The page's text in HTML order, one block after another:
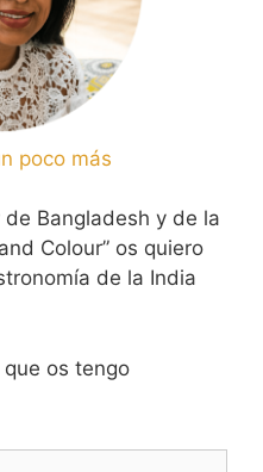
poco más
Bangladesh y de la
Colour” os quiero
de la India
os tengo